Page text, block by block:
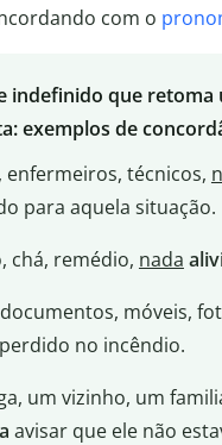
com o
indefinido que retoma
exemplos de
enfermeiros, técnicos,
para aquela situação.
chá, remédio, nada
móveis,
no incêndio.
um vizinho, um
avisar que ele não